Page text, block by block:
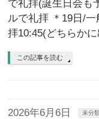
で礼拝(誕生日会も
ルで礼拝 ＊19日/
拝10:45(どちらか
この記事を読む
2026年6月6日 未分